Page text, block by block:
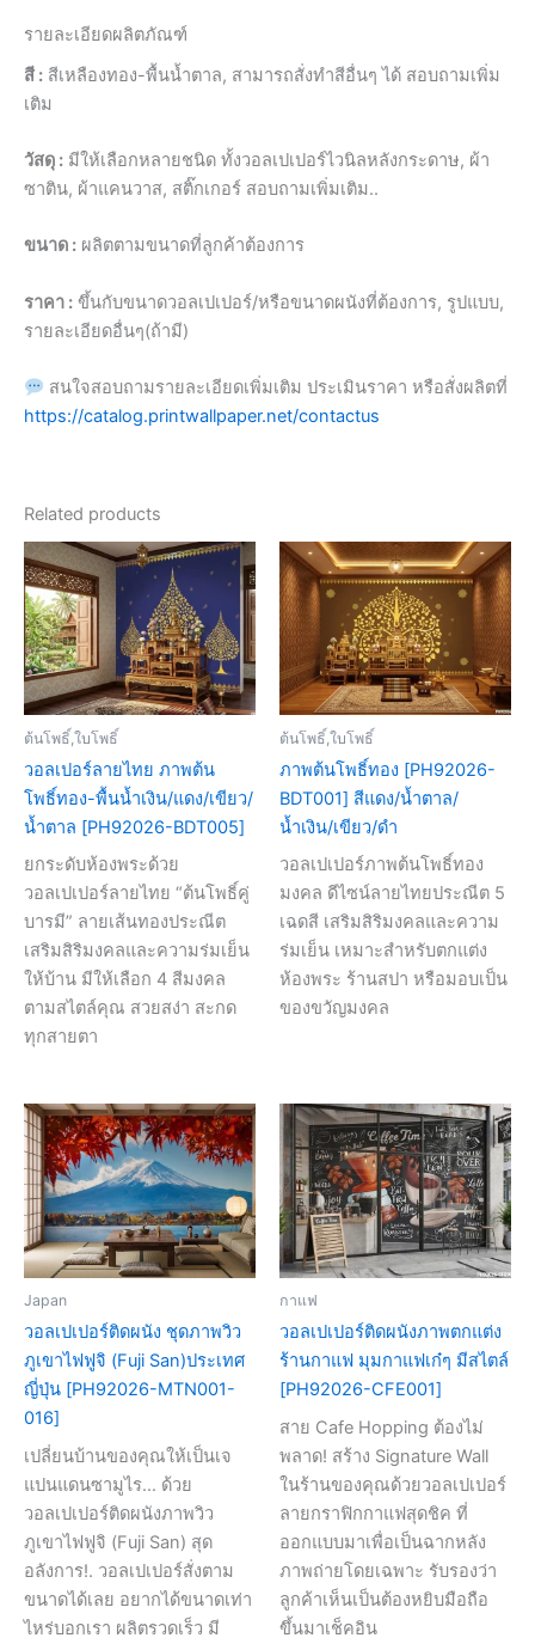
รายละเอียดผลิตภัณฑ์
สี : สีเหลืองทอง-พื้นน้ำตาล, สามารถสั่งทำสีอื่นๆ ได้ สอบถามเพิ่ม
เติม
วัสดุ : มีให้เลือกหลายชนิด ทั้งวอลเปเปอร์ไวนิลหลังกระดาษ, ผ้า
ซาติน, ผ้าแคนวาส, สติ๊กเกอร์ สอบถามเพิ่มเติม..
ขนาด : ผลิตตามขนาดที่ลูกค้าต้องการ
ราคา : ขึ้นกับขนาดวอลเปเปอร์/หรือขนาดผนังที่ต้องการ, รูปแบบ,
รายละเอียดอื่นๆ(ถ้ามี)
สนใจสอบถามรายละเอียดเพิ่มเติม ประเมินราคา หรือสั่งผลิตที่
https://catalog.printwallpaper.net/contactus
Related products
ต้นโพธิ์,ใบโพธิ์
วอลเปอร์ลายไทย ภาพต้น
โพธิ์ทอง-พื้นน้ำเงิน/แดง/เขียว/
น้ำตาล [PH92026-BDT005]
ยกระดับห้องพระด้วย
วอลเปเปอร์ลายไทย “ต้นโพธิ์คู่
บารมี” ลายเส้นทองประณีต
เสริมสิริมงคลและความร่มเย็น
ให้บ้าน มีให้เลือก 4 สีมงคล
ตามสไตล์คุณ สวยสง่า สะกด
ทุกสายตา
ต้นโพธิ์,ใบโพธิ์
ภาพต้นโพธิ์ทอง [PH92026-
BDT001] สีแดง/น้ำตาล/
น้ำเงิน/เขียว/ดำ
วอลเปเปอร์ภาพต้นโพธิ์ทอง
มงคล ดีไซน์ลายไทยประณีต 5
เฉดสี เสริมสิริมงคลและความ
ร่มเย็น เหมาะสำหรับตกแต่ง
ห้องพระ ร้านสปา หรือมอบเป็น
ของขวัญมงคล
Japan
วอลเปเปอร์ติดผนัง ชุดภาพวิว
ภูเขาไฟฟูจิ (Fuji San)ประเทศ
ญี่ปุ่น [PH92026-MTN001-
016]
เปลี่ยนบ้านของคุณให้เป็นเจ
แปนแดนซามูไร… ด้วย
วอลเปเปอร์ติดผนังภาพวิว
ภูเขาไฟฟูจิ (Fuji San) สุด
อลังการ!. วอลเปเปอร์สั่งตาม
ขนาดได้เลย อยากได้ขนาดเท่า
ไหร่บอกเรา ผลิตรวดเร็ว มี
กาแฟ
วอลเปเปอร์ติดผนังภาพตกแต่ง
ร้านกาแฟ มุมกาแฟเก๋ๆ มีสไตล์
[PH92026-CFE001]
สาย Cafe Hopping ต้องไม่
พลาด! สร้าง Signature Wall
ในร้านของคุณด้วยวอลเปเปอร์
ลายกราฟิกกาแฟสุดชิค ที่
ออกแบบมาเพื่อเป็นฉากหลัง
ภาพถ่ายโดยเฉพาะ รับรองว่า
ลูกค้าเห็นเป็นต้องหยิบมือถือ
ขึ้นมาเช็คอิน